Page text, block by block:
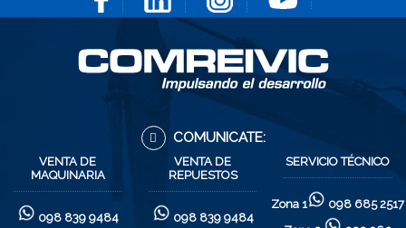
COMUNICATE:
VENTA DE
MAQUINARIA
098 839 9484
VENTA DE
REPUESTOS
098 839 9484
SERVICIO TÉCNICO
Zona 1
098 685 2517